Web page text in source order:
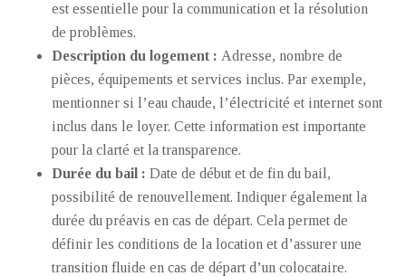
est essentielle pour la communication et la résolution
de problèmes.
Description du logement : Adresse, nombre de
pièces, équipements et services inclus. Par exemple,
mentionner si l’eau chaude, l’électricité et internet sont
inclus dans le loyer. Cette information est importante
pour la clarté et la transparence.
Durée du bail : Date de début et de fin du bail,
possibilité de renouvellement. Indiquer également la
durée du préavis en cas de départ. Cela permet de
définir les conditions de la location et d’assurer une
transition fluide en cas de départ d’un colocataire.